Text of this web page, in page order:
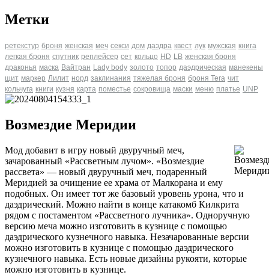
Метки
ретекстур броня женская меч секси дом даэдра квест лук мужская книга
легкая броня спутник реплейсер сет кольцо HD LB женская броня
драконья маска Вайтран Lady body золото топор даэдрическая манекены
щит маркер Лилит норд заклинания тяжелая броня броня Tera чит
кольчуга книги кузня карта поместье сокровища маски меню платье UNP
Возмездие Меридии
Мод добавит в игру новый двуручный меч,
зачарованный «Рассветным лучом». «Возмездие
рассвета» — новый двуручный меч, подаренный
Меридией за очищение ее храма от Малкорана и ему
подобных. Он имеет тот же базовый уровень урона, что и
даэдрический. Можно найти в конце катакомб Килкрита
рядом с постаментом «Рассветного лучника». Одноручную
версию меча можно изготовить в кузнице с помощью
даэдрического кузнечного навыка. Незачарованные версии
можно изготовить в кузнице с помощью даэдрического
кузнечного навыка. Есть новые дизайны рукояти, которые
можно изготовить в кузнице.